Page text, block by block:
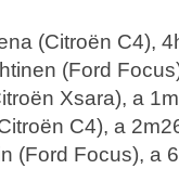
(Citroën C4),
(Ford
Xsara), a
C4), a
(Ford Focus), a